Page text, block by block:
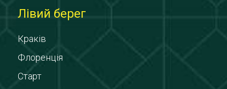
Лівий берег
Краків
Флоренція
Старт